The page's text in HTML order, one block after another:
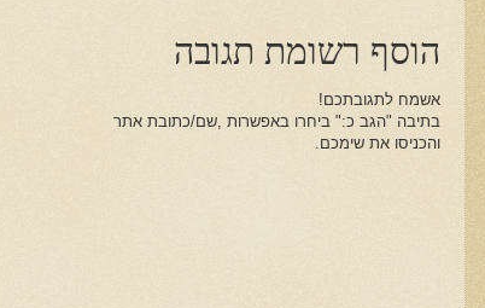
הוסף רשומת תגובה
אשמח לתגובתכם!
בתיבה "הגב כ:" ביחרו באפשרות ,שם/כתובת אתר
והכניסו את שימכם.